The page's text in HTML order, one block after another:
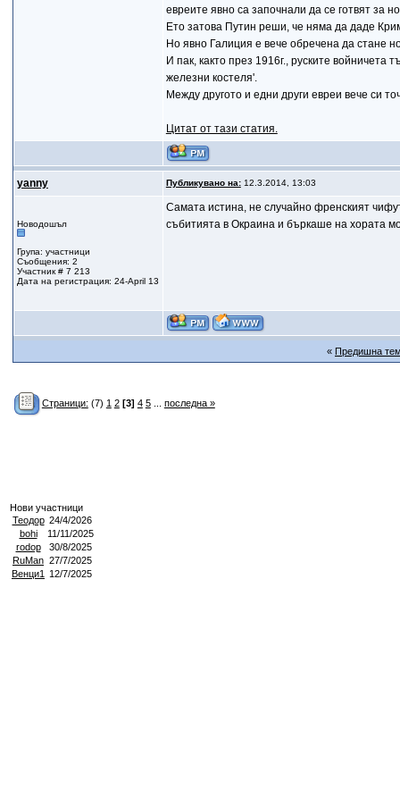
евреите явно са започнали да се готвят за
Ето затова Путин реши, че няма да даде
Но явно Галиция е вече обречена да стане
И пак, както през 1916г., руските
железни костеля'.
Между другото и едни други евреи вече си
Цитат от тази статия.
yanny Публикувано на:12.3.2014, 13:03
Новодошъл
Група: участници
Съобщения: 2
Участник # 7 213
Дата на регистрация: 24-April 13
Самата истина, не случайно френският
събитията в Окраина и бъркаше на хората
« Предишна
Страници: (7) 1 2 [3] 4 5... последна »
Нови участници
Теодор 24/4/2026
bohi
11/11/2025
rodop
30/8/2025
RuMan 27/7/2025
Венци1
12/7/2025